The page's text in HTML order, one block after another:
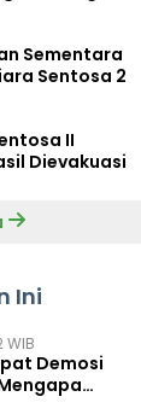
Sementara
Sentosa 2
II
Dievakuasi
Ini
WIB
Demosi